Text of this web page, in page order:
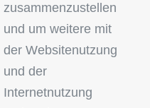
zusammenzustellen
und um weitere mit
der Websitenutzung
und der
Internetnutzung